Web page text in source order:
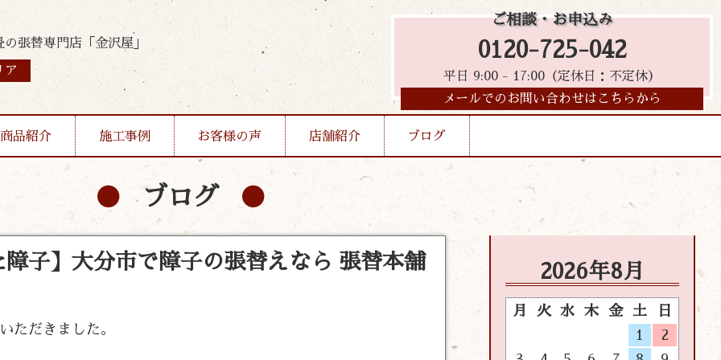
張替専門店「金沢屋」
ア
ご相談・お申込み
0120-725-042
平日 9:00 - 17:00（定休日：不定休）
メールでのお問い合わせはこちらから
商品紹介 施工事例 お客様の声 店舗紹介 ブログ
ブログ
子】大分市で障子の張替えなら 張替本舗
ただきました。
2026年8月
月 火 水 木 金 土
日
1
2